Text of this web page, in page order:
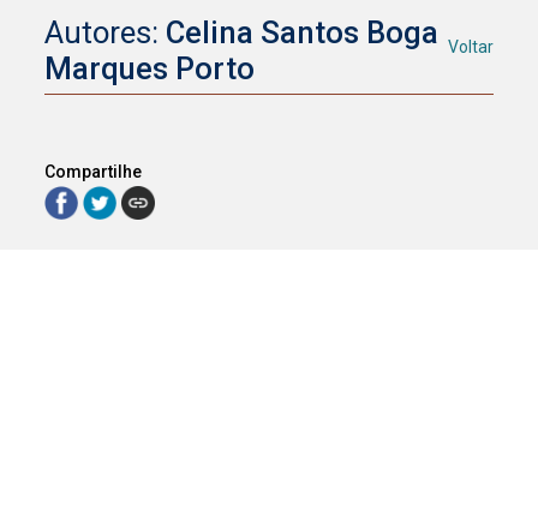
Autores: Celina Santos Boga
Marques Porto
Voltar
Compartilhe